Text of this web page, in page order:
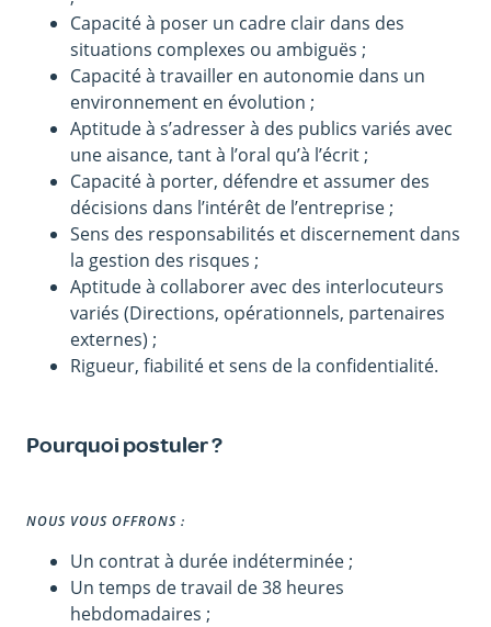
Capacité à poser un cadre clair dans des
situations complexes ou ambiguës ;
Capacité à travailler en autonomie dans un
environnement en évolution ;
Aptitude à s’adresser à des publics variés avec
une aisance, tant à l’oral qu’à l’écrit ;
Capacité à porter, défendre et assumer des
décisions dans l’intérêt de l’entreprise ;
Sens des responsabilités et discernement dans
la gestion des risques ;
Aptitude à collaborer avec des interlocuteurs
variés (Directions, opérationnels, partenaires
externes) ;
Rigueur, fiabilité et sens de la confidentialité.
Pourquoi postuler ?
NOUS VOUS OFFRONS :
Un contrat à durée indéterminée ;
Un temps de travail de 38 heures
hebdomadaires ;